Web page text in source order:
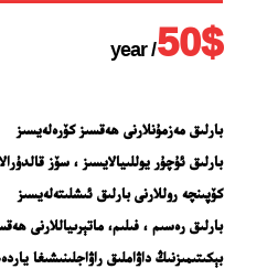
24 سائەت ئەزالىق پىلانى
$
50
/ year
بارلىق مەزمۇنلارنى ھەقسىز كۆرەلەيسىز
بارلىق ئۇچۇر يوللىيالايسىز ، سۆز
كۆپىنچە روللارنى بارلىق ئىشلىتەلەيسىز
بارلىق رەسىم ، فىلىم، ماتېرىياللارنى
بېكىتىمىزنىڭ داۋاملىق راۋاجلىنىشىغا